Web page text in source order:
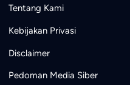
Tentang Kami
Kebijakan Privasi
Disclaimer
Pedoman Media Siber